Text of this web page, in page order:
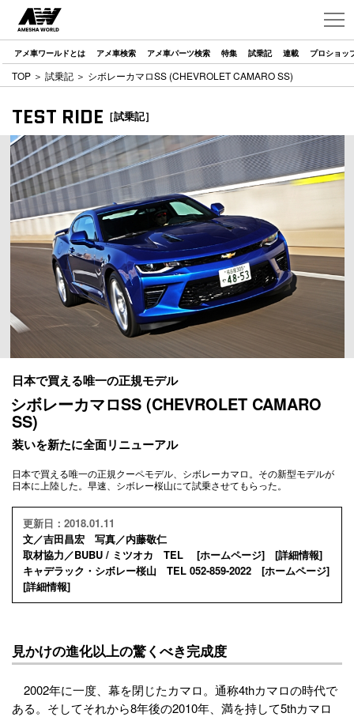
アメ車ワールドとは アメ車検索 アメ車パーツ検索 特集 試乗記 連載 プロショッ
TOP ＞ 試乗記 ＞ シボレーカマロSS (CHEVROLET CAMARO SS)
TEST RIDE ［試乗記］
日本で買える唯一の正規モデル
シボレーカマロSS (CHEVROLET CAMARO
SS)
装いを新たに全面リニューアル
日本で買える唯一の正規クーペモデル、シボレーカマロ。その新型モデルが
日本に上陸した。早速、シボレー桜山にて試乗させてもらった。
更新日：2018.01.11
文／吉田昌宏 写真／内藤敬仁
取材協力／BUBU / ミツオカ TEL [ホームページ] [詳細情報]
キャデラック・シボレー桜山 TEL 052-859-2022 [ホームページ]
[詳細情報]
見かけの進化以上の驚くべき完成度
2002年に一度、幕を閉じたカマロ。通称4thカマロの時代で
ある。そしてそれから8年後の2010年、満を持して5thカマロ